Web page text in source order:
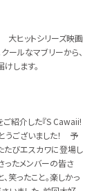
大ヒットシリーズ映画
ールなマブリーから、
します。
ご紹介した『S Cawaii!
うございました！ 予
たびエスカワに登場し
ったメンバーの皆さ
笑ったこと。楽しかっ